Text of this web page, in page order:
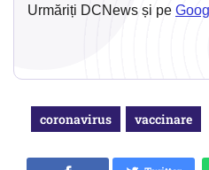
Urmăriți DCNews și pe
coronavirus vaccinare